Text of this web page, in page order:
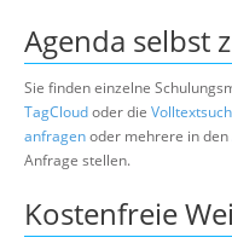
Agenda selbst
Sie finden einzelne
TagCloudoder die
anfragenoder mehrere in den
Anfrage stellen.
Kostenfreie